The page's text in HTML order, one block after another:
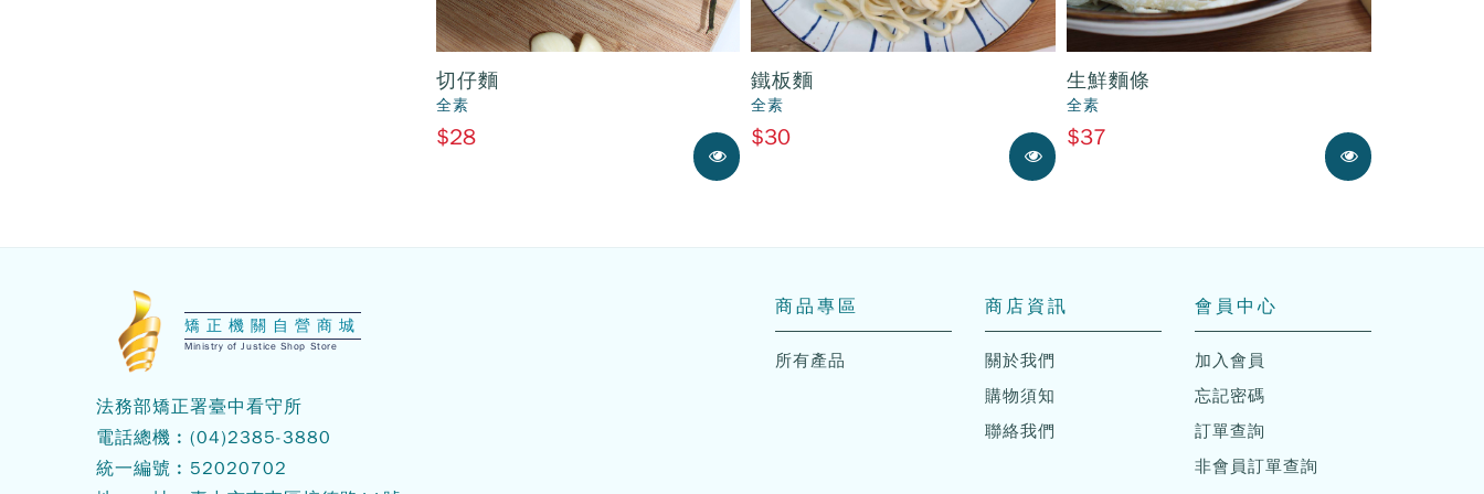
切仔麵
全素
$28
展示中
鐵板麵
全素
$30
展示中
生鮮麵條
全素
$37
展示中
矯正機關自營商城
Ministry of Justice Shop Store
法務部矯正署臺中看守所
電話總機︰ (04)2385-3880
統一編號︰52020702
商品專區
所有產品
商店資訊
關於我們
購物須知
聯絡我們
會員中心
加入會員
忘記密碼
訂單查詢
非會員訂單查詢